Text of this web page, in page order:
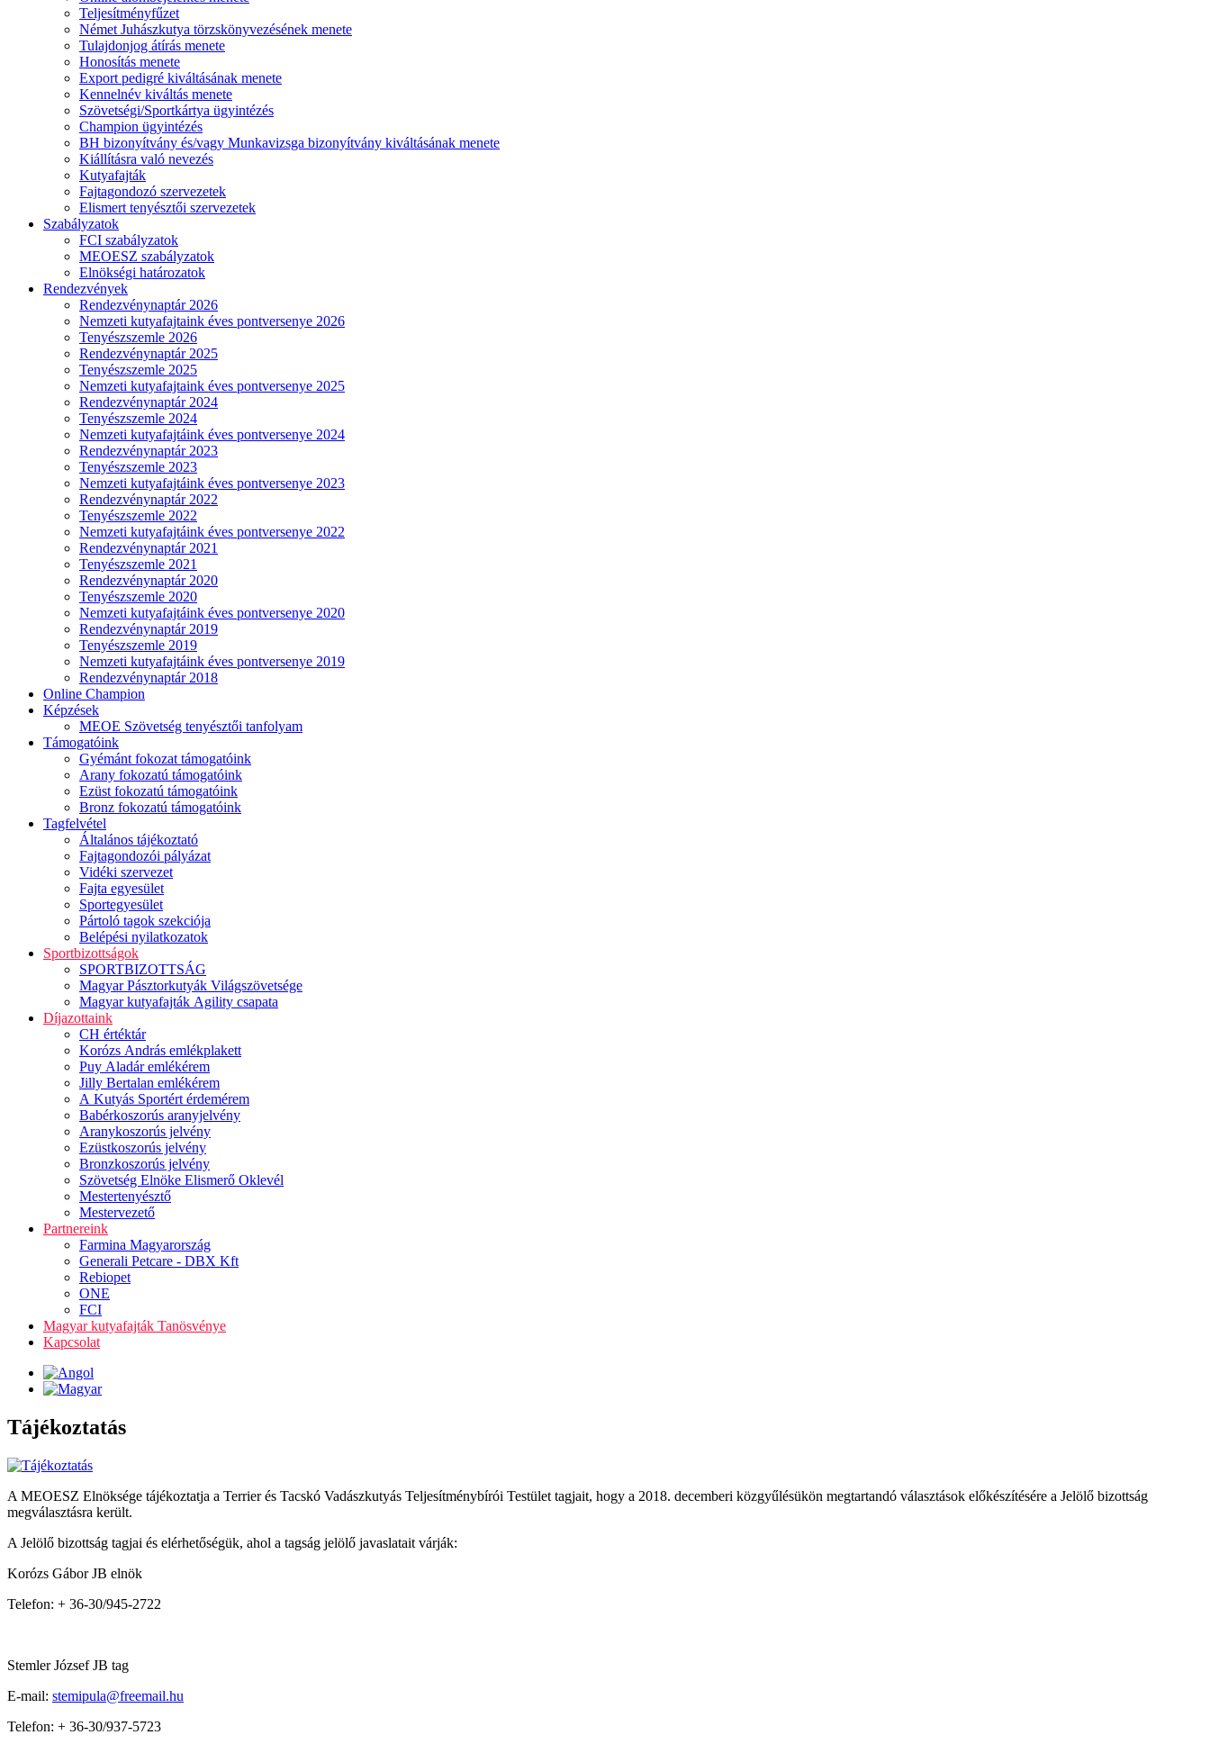
Teljesítményfűzet
Német Juhászkutya törzskönyvezésének menete
Tulajdonjog átírás menete
Honosítás menete
Export pedigré kiváltásának menete
Kennelnév kiváltás menete
Szövetségi/Sportkártya ügyintézés
Champion ügyintézés
BH bizonyítvány és/vagy Munkavizsga bizonyítvány kiváltásának menete
Kiállításra való nevezés
Kutyafajták
Fajtagondozó szervezetek
Elismert tenyésztői szervezetek
Szabályzatok
FCI szabályzatok
MEOESZ szabályzatok
Elnökségi határozatok
Rendezvények
Rendezvénynaptár 2026
Nemzeti kutyafajtaink éves pontversenye 2026
Tenyészszemle 2026
Rendezvénynaptár 2025
Tenyészszemle 2025
Nemzeti kutyafajtaink éves pontversenye 2025
Rendezvénynaptár 2024
Tenyészszemle 2024
Nemzeti kutyafajtáink éves pontversenye 2024
Rendezvénynaptár 2023
Tenyészszemle 2023
Nemzeti kutyafajtáink éves pontversenye 2023
Rendezvénynaptár 2022
Tenyészszemle 2022
Nemzeti kutyafajtáink éves pontversenye 2022
Rendezvénynaptár 2021
Tenyészszemle 2021
Rendezvénynaptár 2020
Tenyészszemle 2020
Nemzeti kutyafajtáink éves pontversenye 2020
Rendezvénynaptár 2019
Tenyészszemle 2019
Nemzeti kutyafajtáink éves pontversenye 2019
Rendezvénynaptár 2018
Online Champion
Képzések
MEOE Szövetség tenyésztői tanfolyam
Támogatóink
Gyémánt fokozat támogatóink
Arany fokozatú támogatóink
Ezüst fokozatú támogatóink
Bronz fokozatú támogatóink
Tagfelvétel
Általános tájékoztató
Fajtagondozói pályázat
Vidéki szervezet
Fajta egyesület
Sportegyesület
Pártoló tagok szekciója
Belépési nyilatkozatok
Sportbizottságok
SPORTBIZOTTSÁG
Magyar Pásztorkutyák Világszövetsége
Magyar kutyafajták Agility csapata
Díjazottaink
CH értéktár
Korózs András emlékplakett
Puy Aladár emlékérem
Jilly Bertalan emlékérem
A Kutyás Sportért érdemérem
Babérkoszorús aranyjelvény
Aranykoszorús jelvény
Ezüstkoszorús jelvény
Bronzkoszorús jelvény
Szövetség Elnöke Elismerő Oklevél
Mestertenyésztő
Mestervezető
Partnereink
Farmina Magyarország
Generali Petcare - DBX Kft
Rebiopet
ONE
FCI
Magyar kutyafajták Tanösvénye
Kapcsolat
Tájékoztatás
A MEOESZ Elnöksége tájékoztatja a Terrier és Tacskó Vadászkutyás Teljesítménybírói Testület tagjait, hogy a 2018. decemberi közgyűlésükön megtartandó választások előkészítésére a Jelölő bizottság
megválasztásra került.
A Jelölő bizottság tagjai és elérhetőségük, ahol a tagság jelölő javaslatait várják:
Korózs Gábor JB elnök
Telefon: + 36-30/945-2722
Stemler József JB tag
E-mail: stemipula@freemail.hu
Telefon: + 36-30/937-5723